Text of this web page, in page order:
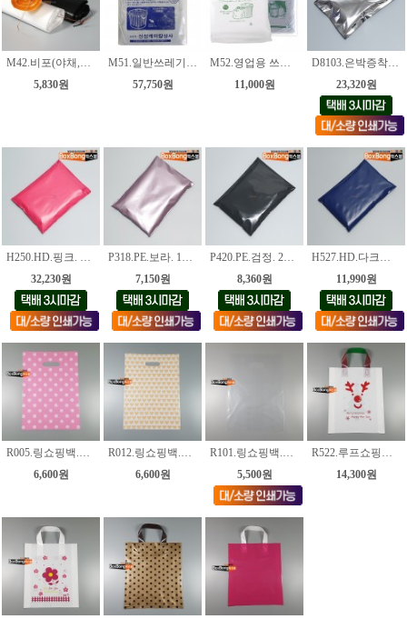
5,830원
57,750원
11,000원
23,320원
H250.HD.핑크. 50*60+4cm [100장]
32,230원
P318.PE.보라. 18*25+4cm [100장]
7,150원
P420.PE.검정. 20*28+4cm [100장]
8,360원
H527.HD.다크블루. 27*36+4cm [100장]
11,990원
R005.링쇼핑백.백색원 [4가지사이즈]
6,600원
R012.링쇼핑백.하트 [4가지사이즈]
6,600원
R101.링쇼핑백.투명 [6가지사이즈]
5,500원
R522.루프쇼핑백.크리스마스 [2종]
14,300원